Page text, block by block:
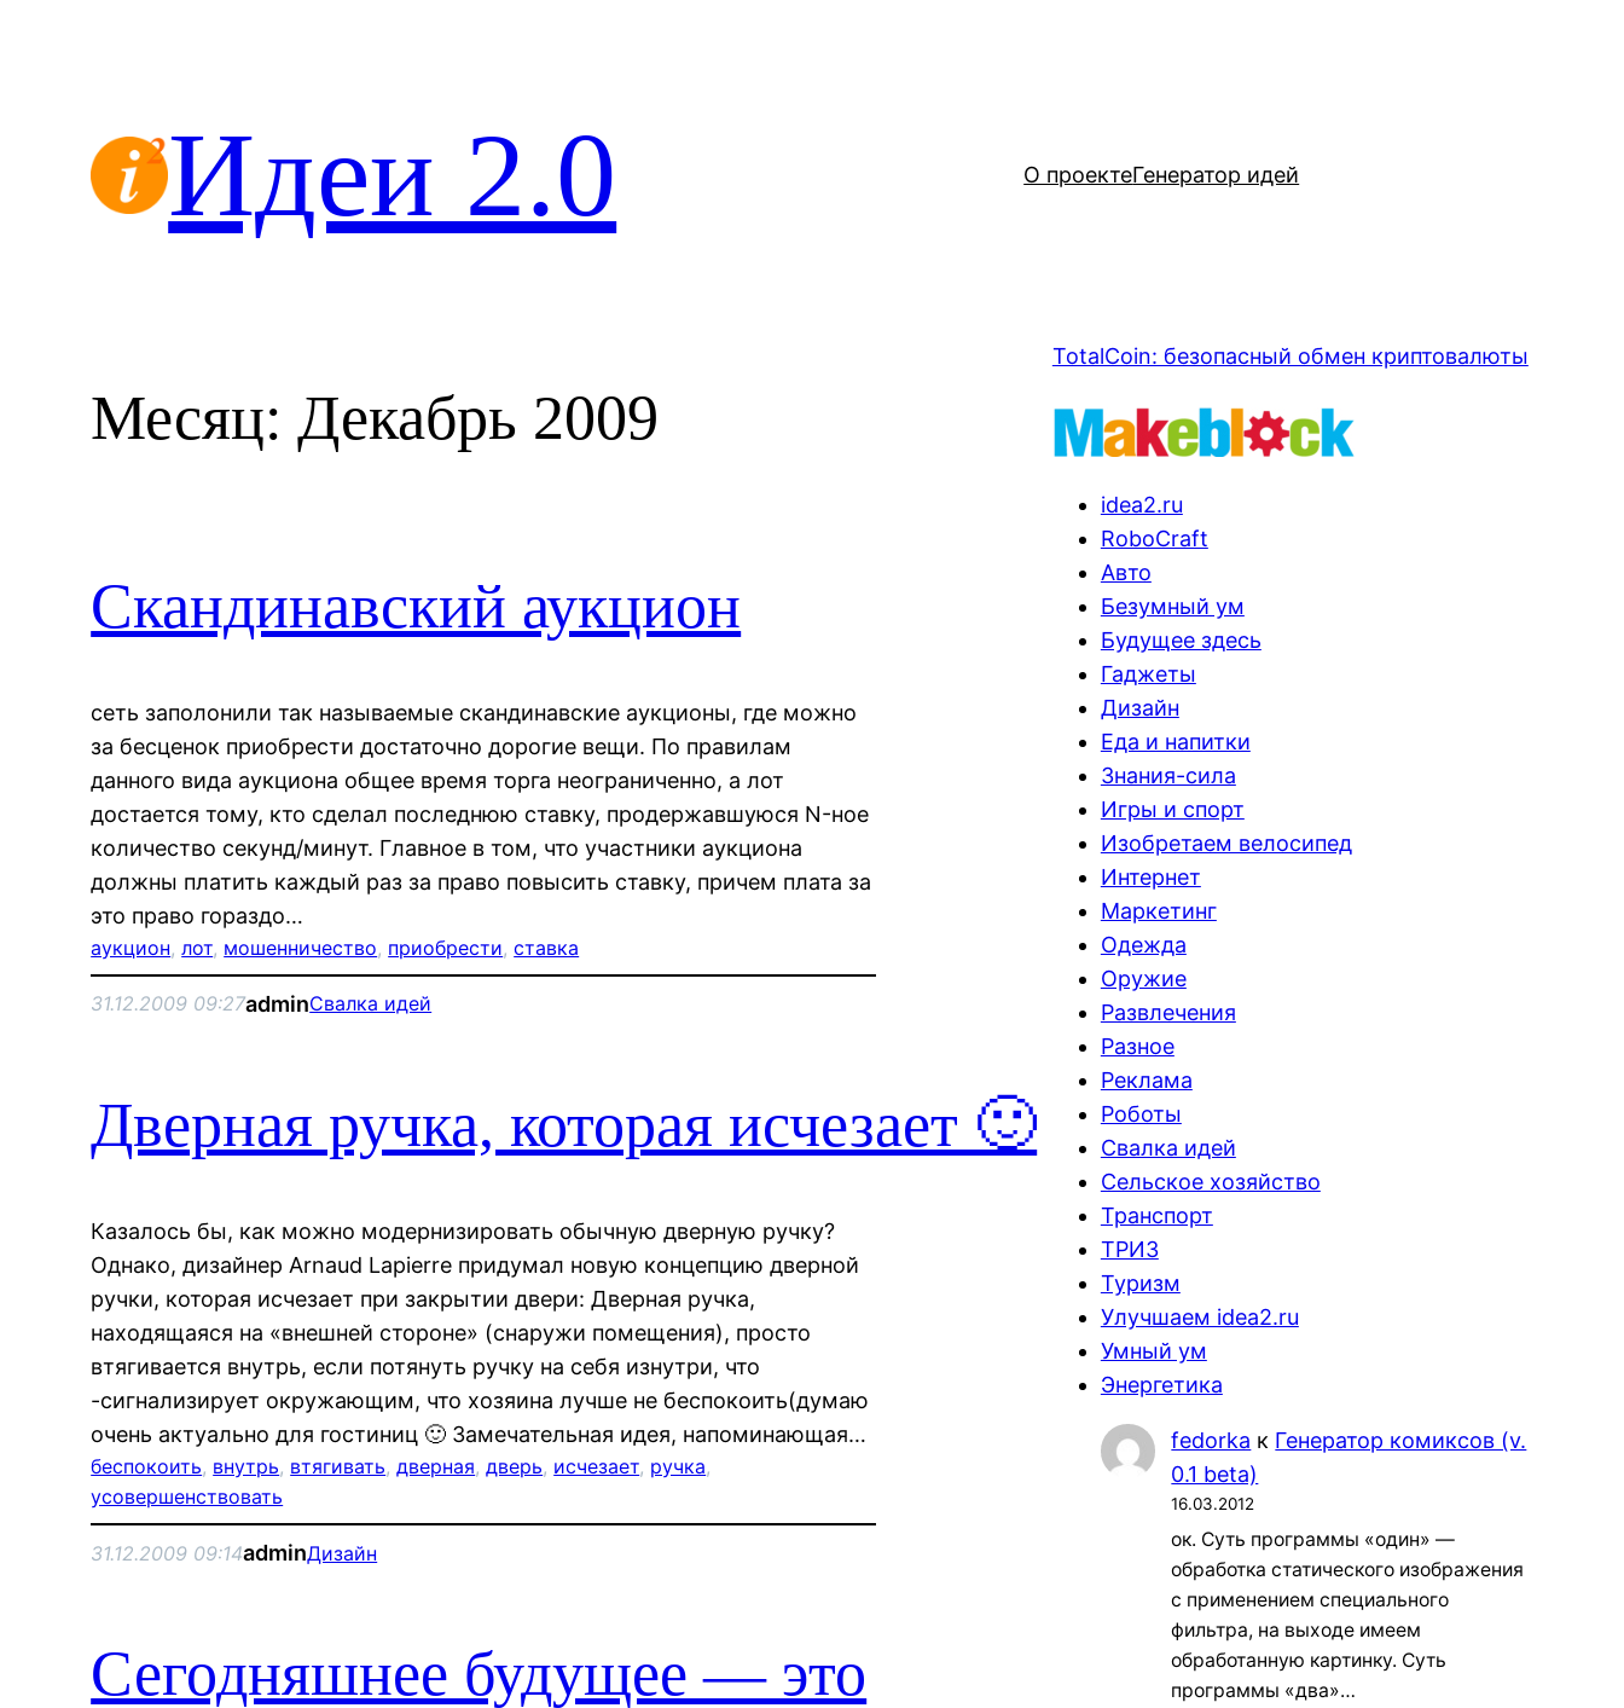
Идеи 2.0 О проектеГенератор идей
Месяц:Декабрь 2009
Скандинавский аукцион
сеть заполонили так называемые скандинавские аукционы, где можно
за бесценок приобрести достаточно дорогие вещи. По правилам
данного вида аукциона общее время торга неограниченно, а лот
достается тому, кто сделал последнюю ставку, продержавшуюся N-ное
количество секунд/минут. Главное в том, что участники аукциона
должны платить каждый раз за право повысить ставку, причем плата за
это право гораздо…
аукцион, лот, мошенничество, приобрести, ставка
31.12.2009 09:27adminСвалка идей
Дверная ручка, которая исчезает 🙂
Казалось бы, как можно модернизировать обычную дверную ручку?
Однако, дизайнер Arnaud Lapierre придумал новую концепцию дверной
ручки, которая исчезает при закрытии двери: Дверная ручка,
находящаяся на «внешней стороне» (снаружи помещения), просто
втягивается внутрь, если потянуть ручку на себя изнутри, что
-сигнализирует окружающим, что хозяина лучше не беспокоить(думаю
очень актуально для гостиниц 🙂 Замечательная идея, напоминающая…
беспокоить, внутрь, втягивать, дверная, дверь, исчезает, ручка
усовершенствовать
31.12.2009 09:14adminДизайн
Сегодняшнее будущее — это
TotalCoin: безопасный обмен криптовалюты
idea2.ru
RoboCraft
Авто
Безумный ум
Будущее здесь
Гаджеты
Дизайн
Еда и напитки
Знания-сила
Игры и спорт
Изобретаем велосипед
Интернет
Маркетинг
Одежда
Оружие
Развлечения
Разное
Реклама
Роботы
Свалка идей
Сельское хозяйство
Транспорт
ТРИЗ
Туризм
Улучшаем idea2.ru
Умный ум
Энергетика
fedorka к Генератор комиксов (v.
0.1 beta)
16.03.2012
ок. Суть программы «один» —
обработка статического изображения
с применением специального
фильтра, на выходе имеем
обработанную картинку. Суть
программы «два»…